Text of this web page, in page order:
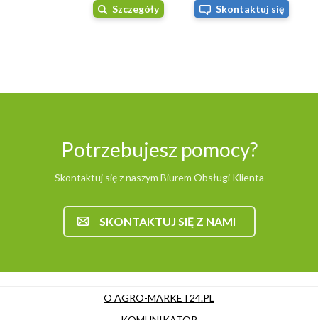
Szczegóły Skontaktuj się
Potrzebujesz pomocy?
Skontaktuj się z naszym Biurem Obsługi Klienta
SKONTAKTUJ SIĘ Z NAMI
O AGRO-MARKET24.PL